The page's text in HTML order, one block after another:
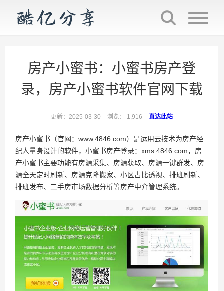
房产小蜜书：小蜜书房产登
录，房产小蜜书软件官网下载
更新：2025-03-30 浏览： 1,916 直达此站
房产小蜜书（官网：www.4846.com）是运用云技术为房产经
纪人量身设计的软件，小蜜书房产登录：xms.4846.com，房
产小蜜书主要功能有房源采集、房源获取、房源一键群发、房
源全天定时刷新、房源克隆搬家、小区占比透视、排班刷新、
排班发布、二手房市场数据分析等房产中介管理系统。